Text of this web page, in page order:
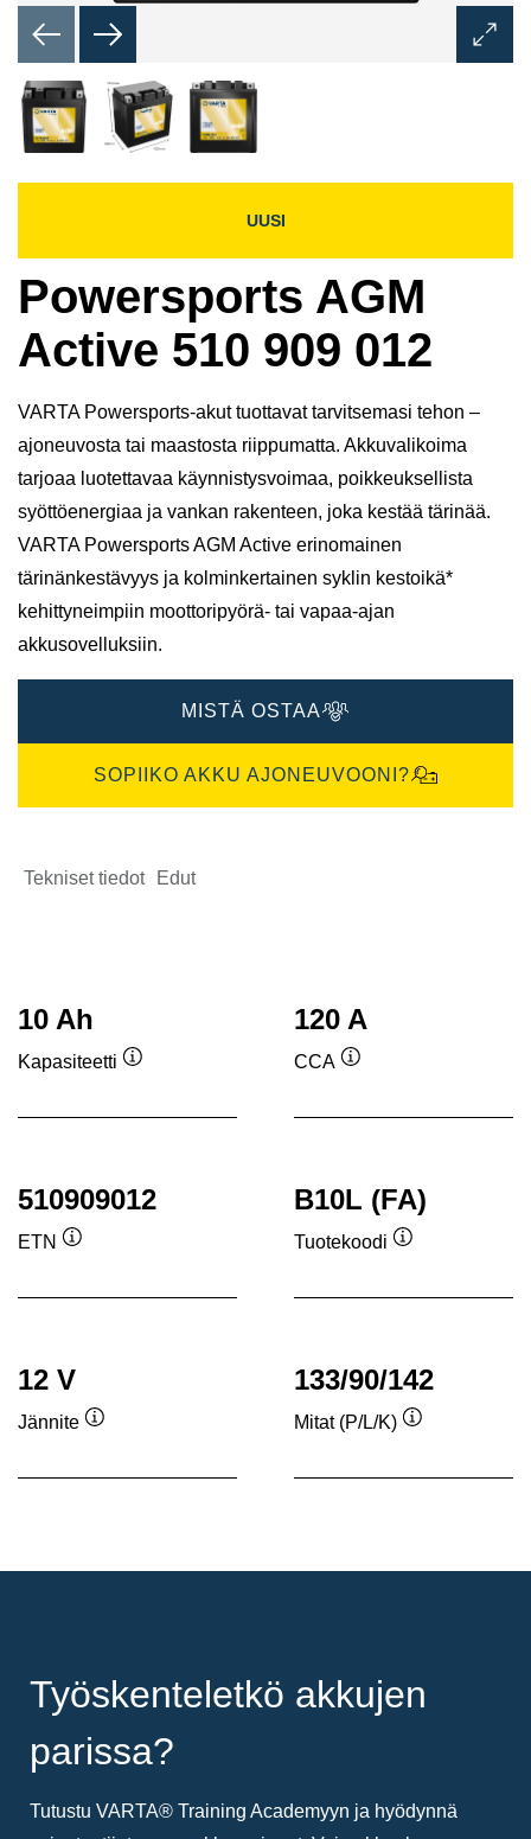
Avaa
UUSI
Powersports AGM
Active 510 909 012
VARTA Powersports-akut tuottavat tarvitsemasi tehon –
ajoneuvosta tai maastosta riippumatta. Akkuvalikoima
tarjoaa luotettavaa käynnistysvoimaa, poikkeuksellista
syöttöenergiaa ja vankan rakenteen, joka kestää tärinää.
VARTA Powersports AGM Active erinomainen
tärinänkestävyys ja kolminkertainen syklin kestoikä*
kehittyneimpiin moottoripyörä- tai vapaa-ajan
akkusovelluksiin.
MISTÄ OSTAA
SOPIIKO AKKU AJONEUVOONI?
Tekniset tiedot Edut
10 Ah
Kapasiteetti
120 A
CCA
510909012
ETN
B10L (FA)
Tuotekoodi
12 V
Jännite
133/90/142
Mitat (P/L/K)
Työskenteletkö akkujen
parissa?
Tutustu VARTA® Training Academyyn ja hyödynnä